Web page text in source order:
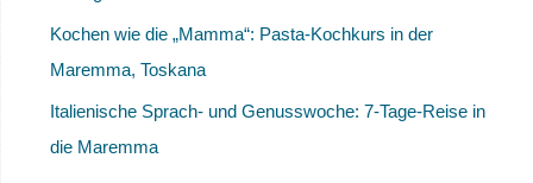
Kochen wie die „Mamma“: Pasta-Kochkurs in der
Maremma, Toskana
Italienische Sprach- und Genusswoche: 7-Tage-Reise in
die Maremma